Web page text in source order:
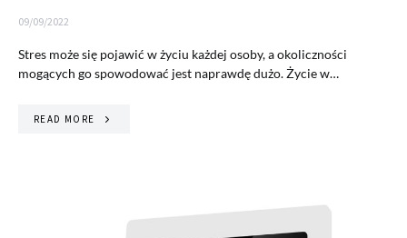
09/09/2022
Stres może się pojawić w życiu każdej osoby, a okoliczności
mogących go spowodować jest naprawdę dużo. Życie w…
READ MORE